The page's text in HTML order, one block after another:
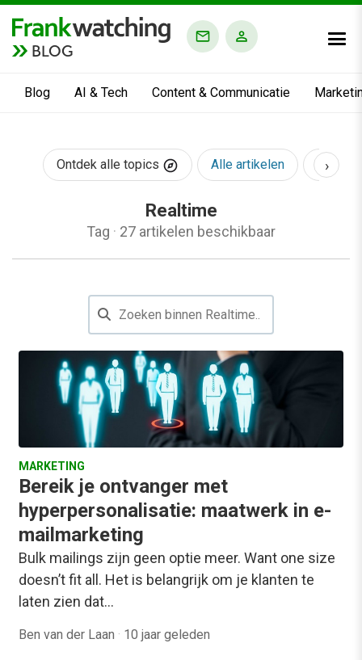
BLOG
Blog AI & Tech Content & Communicatie
Ontdek alle topics Alle artikelen AI &
›
Realtime
Tag · 27 artikelen beschikbaar
MARKETING
Bereik je ontvanger met
hyperpersonalisatie: maatwerk in e-
mailmarketing
Bulk mailings zijn geen optie meer. Want one size
doesn’t fit all. Het is belangrijk om je klanten te
laten zien dat…
Ben van der Laan · 10 jaar geleden